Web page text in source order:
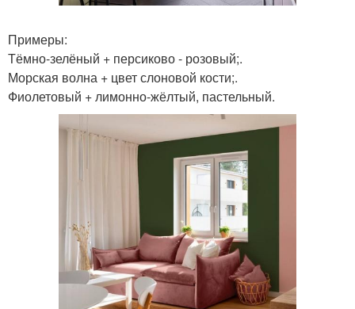
Примеры:
Тёмно-зелёный + персиково - розовый;.
Морская волна + цвет слоновой кости;.
Фиолетовый + лимонно-жёлтый, пастельный.